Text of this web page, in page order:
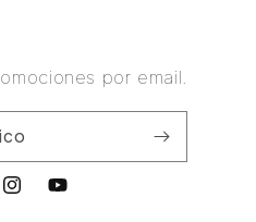
por email.
InstagramYouTube